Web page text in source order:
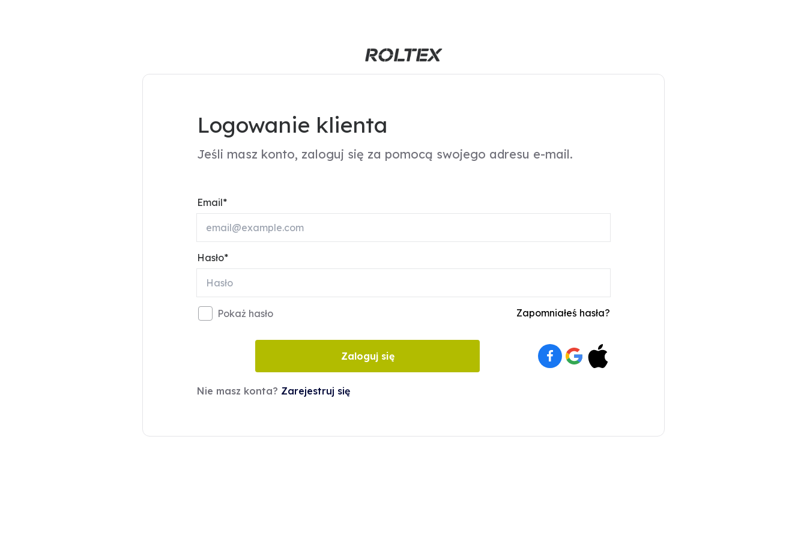
Logowanie klienta
Jeśli masz konto, zaloguj się za pomocą swojego adresu e-mail.
Email
Hasło
Pokaż hasło Zapomniałeś hasła?
Zaloguj się
Nie masz konta? Zarejestruj się